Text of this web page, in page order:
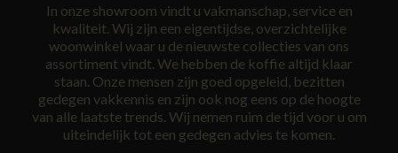
In onze showroom vindt u vakmanschap, service en
kwaliteit. Wij zijn een eigentijdse, overzichtelijke
woonwinkel waar u de nieuwste collecties van ons
assortiment vindt. We hebben de koffie altijd klaar
staan. Onze mensen zijn goed opgeleid, bezitten
gedegen vakkennis en zijn ook nog eens op de hoogte
van alle laatste trends. Wij nemen ruim de tijd voor u om
uiteindelijk tot een gedegen advies te komen.